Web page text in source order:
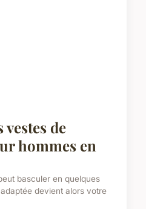
de
hommes en
basculer en quelques
devient alors votre